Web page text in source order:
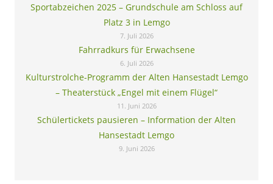
Sportabzeichen 2025 – Grundschule am Schloss auf
Platz 3 in Lemgo
7. Juli 2026
Fahrradkurs für Erwachsene
6. Juli 2026
Kulturstrolche-Programm der Alten Hansestadt Lemgo
– Theaterstück „Engel mit einem Flügel“
11. Juni 2026
Schülertickets pausieren – Information der Alten
Hansestadt Lemgo
9. Juni 2026